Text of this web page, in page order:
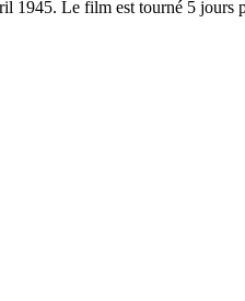
1945. Le film est tourné 5 jours